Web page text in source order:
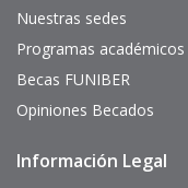
Nuestras sedes
Programas académicos
Becas FUNIBER
Opiniones Becados
Pie
Información Legal